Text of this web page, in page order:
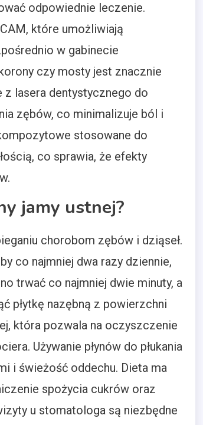
odpowiednie leczenie.
które umożliwiają
w gabinecie
czy mosty jest znacznie
lasera dentystycznego do
zębów, co minimalizuje ból i
stosowane do
co sprawia, że efekty
jamy ustnej?
chorobom zębów i dziąseł.
co najmniej dwa razy dziennie,
trwać co najmniej dwie minuty, a
płytkę nazębną z powierzchni
która pozwala na oczyszczenie
Używanie płynów do płukania
i świeżość oddechu. Dieta ma
spożycia cukrów oraz
u stomatologa są niezbędne